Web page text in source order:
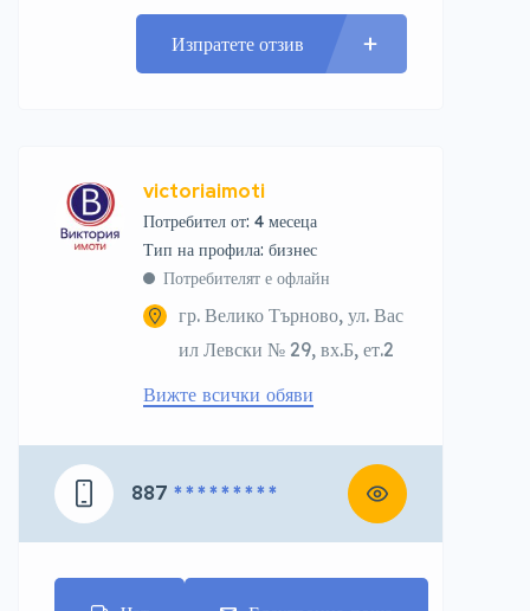
Изпратете отзив
victoriaimoti
Потребител от: 4 месеца
тип на профила: бизнес
Потребителят е офлайн
гр. Велико Търново, ул. Вас
ил Левски № 29, вх.Б, ет.2
Вижте всички обяви
887 * * * * * * * * *